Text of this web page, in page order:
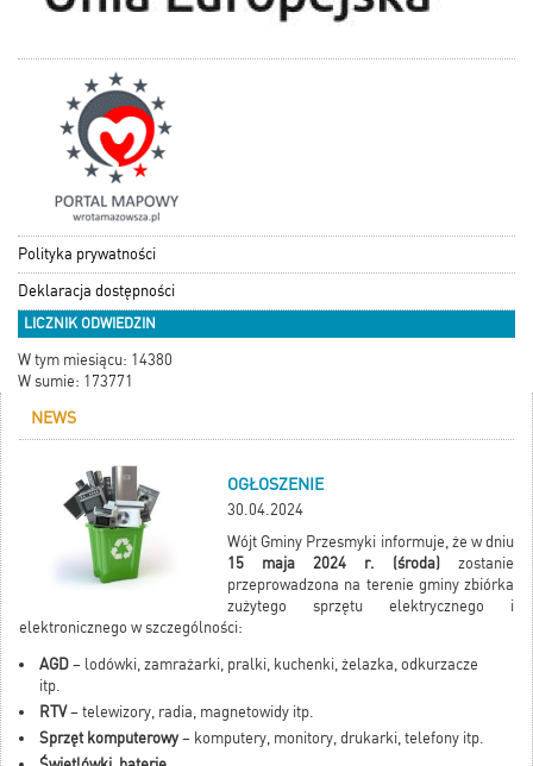
Polityka prywatności
Deklaracja dostępności
LICZNIK ODWIEDZIN
W tym miesiącu: 14380
W sumie: 173771
NEWS
OGŁOSZENIE
30.04.2024
Wójt Gminy Przesmyki informuje, że w dniu
15 maja 2024 r. (środa) zostanie
przeprowadzona na terenie gminy zbiórka
zużytego sprzętu elektrycznego i
elektronicznego w szczególności:
AGD – lodówki, zamrażarki, pralki, kuchenki, żelazka, odkurzacze
itp.
RTV– telewizory, radia, magnetowidy itp.
Sprzęt komputerowy– komputery, monitory, drukarki, telefony itp.